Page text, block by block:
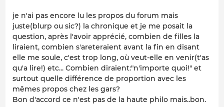
je n'ai pas encore lu les propos du forum mais
juste(blurp ou sic?) la chronique et je me posait la
question, après l'avoir apprécié, combien de filles la
liraient, combien s'areteraient avant la fin en disant
elle me soule, c'est trop long, où veut-elle en venir(t'as
qu'a lire!) etc... Combien diraient:"n'importe quoi!" et
surtout quelle différence de proportion avec les
mêmes propos chez les gars?
Bon d'accord ce n'est pas de la haute philo mais..bon.